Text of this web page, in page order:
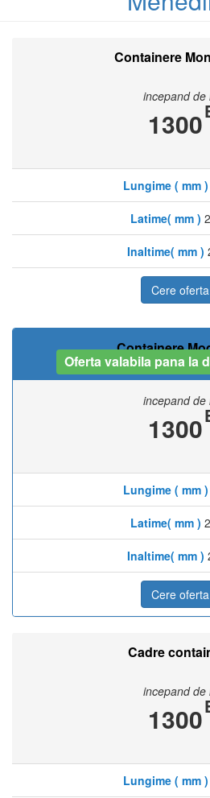
Containere
incepand de
1300
Lungime ( mm )
Latime( mm )
Inaltime( mm )
Cere oferta
Containere
Oferta valabila pana la
incepand de
1300
Lungime ( mm )
Latime( mm )
Inaltime( mm )
Cere oferta
Cadre
incepand de
1300
Lungime ( mm )